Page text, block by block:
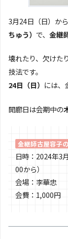
3月24日（日）か
ちゅう） で、 金継
壊れたり、欠けた
技法です。
24日（日） には、
開廊日は会期中の
金継師古屋容子
日時：2024年3
00から）
会場：李華忠
会費：1,000円